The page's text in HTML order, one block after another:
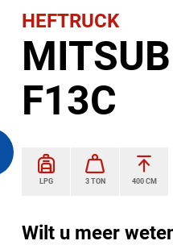
HEFTRUCK
F13C
LPG 3 TON 400 CM
Wilt u meer